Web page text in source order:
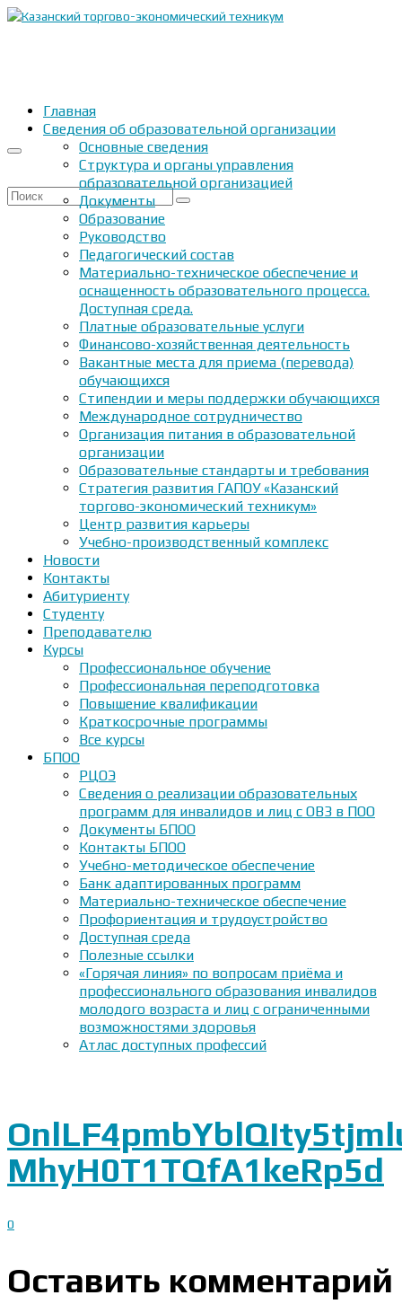
Искать:
Главная
Сведения об образовательной организации
Основные сведения
Структура и органы управления
образовательной организацией
Документы
Образование
Руководство
Педагогический состав
Материально-техническое обеспечение и
оснащенность образовательного процесса.
Доступная среда.
Платные образовательные услуги
Финансово-хозяйственная деятельность
Вакантные места для приема (перевода)
обучающихся
Стипендии и меры поддержки обучающихся
Международное сотрудничество
Организация питания в образовательной
организации
Образовательные стандарты и требования
Стратегия развития ГАПОУ «Казанский
торгово-экономический техникум»
Центр развития карьеры
Учебно-производственный комплекс
Новости
Контакты
Абитуриенту
Студенту
Преподавателю
Курсы
Профессиональное обучение
Профессиональная переподготовка
Повышение квалификации
Краткосрочные программы
Все курсы
БПОО
РЦОЭ
Сведения о реализации образовательных
программ для инвалидов и лиц с ОВЗ в ПОО
Документы БПОО
Контакты БПОО
Учебно-методическое обеспечение
Банк адаптированных программ
Материально-техническое обеспечение
Профориентация и трудоустройство
Доступная среда
Полезные ссылки
«Горячая линия» по вопросам приёма и
профессионального образования инвалидов
молодого возраста и лиц с ограниченными
возможностями здоровья
Атлас доступных профессий
MhyH0T1TQfA1keRp5d
0
Оставить комментарий